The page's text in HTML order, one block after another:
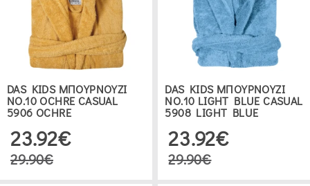
DAS KIDS ΜΠΟΥΡΝΟΥΖΙ
ΝΟ.10 OCHRE CASUAL
5906 OCHRE
23.92€
29.90€
DAS KIDS ΜΠΟΥΡΝΟΥΖΙ
ΝΟ.10 LIGHT BLUE CASUAL
5908 LIGHT BLUE
23.92€
29.90€